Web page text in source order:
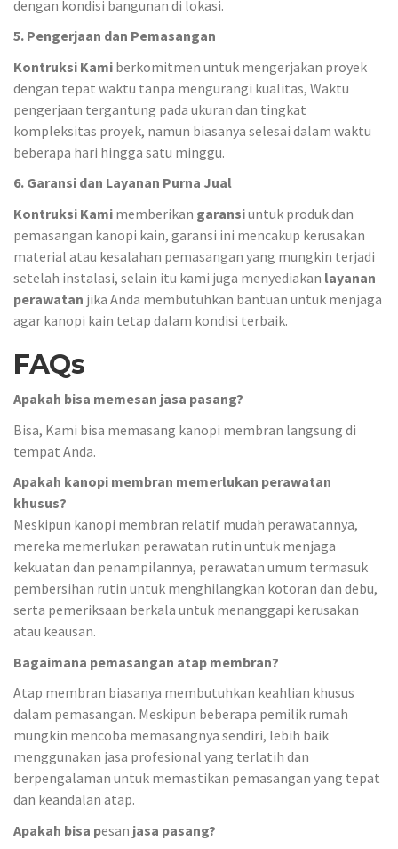
dengan kondisi bangunan di lokasi.
5. Pengerjaan dan Pemasangan
Kontruksi Kami berkomitmen untuk mengerjakan proyek
dengan tepat waktu tanpa mengurangi kualitas, Waktu
pengerjaan tergantung pada ukuran dan tingkat
kompleksitas proyek, namun biasanya selesai dalam waktu
beberapa hari hingga satu minggu.
6. Garansi dan Layanan Purna Jual
Kontruksi Kami memberikan garansiuntuk produk dan
pemasangan kanopi kain, garansi ini mencakup kerusakan
material atau kesalahan pemasangan yang mungkin terjadi
setelah instalasi, selain itu kami juga menyediakan layanan
perawatan jika Anda membutuhkan bantuan untuk menjaga
agar kanopi kain tetap dalam kondisi terbaik.
FAQs
Apakah bisa memesan jasa pasang?
Bisa, Kami bisa memasang kanopi membran langsung di
tempat Anda.
Apakah kanopi membran memerlukan perawatan
khusus?
Meskipun kanopi membran relatif mudah perawatannya,
mereka memerlukan perawatan rutin untuk menjaga
kekuatan dan penampilannya, perawatan umum termasuk
pembersihan rutin untuk menghilangkan kotoran dan debu,
serta pemeriksaan berkala untuk menanggapi kerusakan
atau keausan.
Bagaimana pemasangan atap membran?
Atap membran biasanya membutuhkan keahlian khusus
dalam pemasangan. Meskipun beberapa pemilik rumah
mungkin mencoba memasangnya sendiri, lebih baik
menggunakan jasa profesional yang terlatih dan
berpengalaman untuk memastikan pemasangan yang tepat
dan keandalan atap.
Apakah bisa pesan jasa pasang?